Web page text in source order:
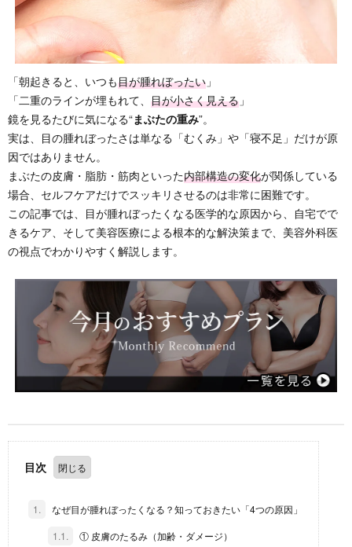
「朝起きると、いつも目が腫れぼったい 」
「二重のラインが埋もれて、 目が小さく見える 」
鏡を見るたびに気になる“まぶたの重み”。
実は、目の腫れぼったさは単なる「むくみ」や「寝不足」だけが原
因ではありません。
まぶたの皮膚・脂肪・筋肉といった内部構造の変化が関係している
場合、セルフケアだけでスッキリさせるのは非常に困難です。
この記事では、目が腫れぼったくなる医学的な原因から、自宅でで
きるケア、そして美容医療による根本的な解決策まで、美容外科医
の視点でわかりやすく解説します。
目次
1.
なぜ目が腫れぼったくなる？知っておきたい「4つの原因」
1.1.
① 皮膚のたるみ（加齢・ダメージ）